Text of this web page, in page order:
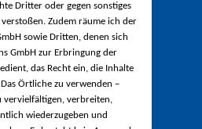
Dritter oder gegen sonstiges
verstoßen. Zudem räume ich der
sowie Dritten, denen sich
GmbH zur Erbringung der
das Recht ein, die Inhalte
Örtliche zu verwenden –
vervielfältigen, verbreiten,
wiederzugeben und